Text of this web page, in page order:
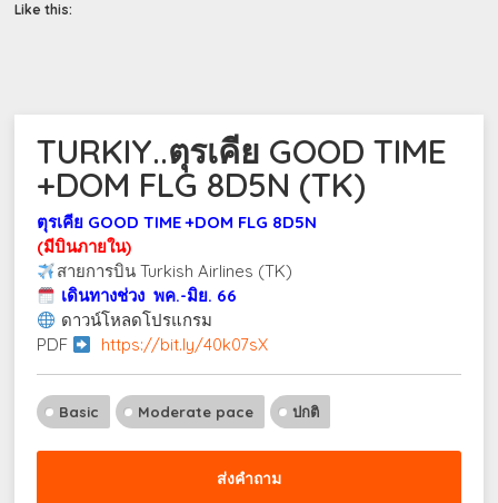
Like this:
TURKIY..ตุรเคีย GOOD TIME
+DOM FLG 8D5N (TK)
ตุรเคีย GOOD TIME +DOM FLG 8D5N
(มีบินภายใน)
สายการบิน Turkish Airlines (TK)
เดินทางช่วง พค.-มิย. 66
ดาวน์โหลดโปรแกรม
PDF
https://bit.ly/40k07sX
Basic Moderate pace ปกติ
ส่งคำถาม